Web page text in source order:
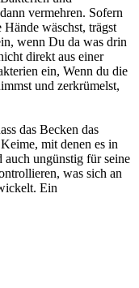
vermehren. Sofern
wäschst, trägst
wenn Du da was drin
direkt aus einer
ein, Wenn du die
und zerkrümelst,
das Becken das
mit denen es in
ungünstig für seine
was sich an
Ein